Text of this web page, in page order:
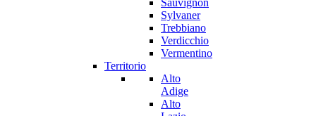
Sauvignon
Sylvaner
Trebbiano
Verdicchio
Vermentino
Territorio
Alto
Adige
Alto